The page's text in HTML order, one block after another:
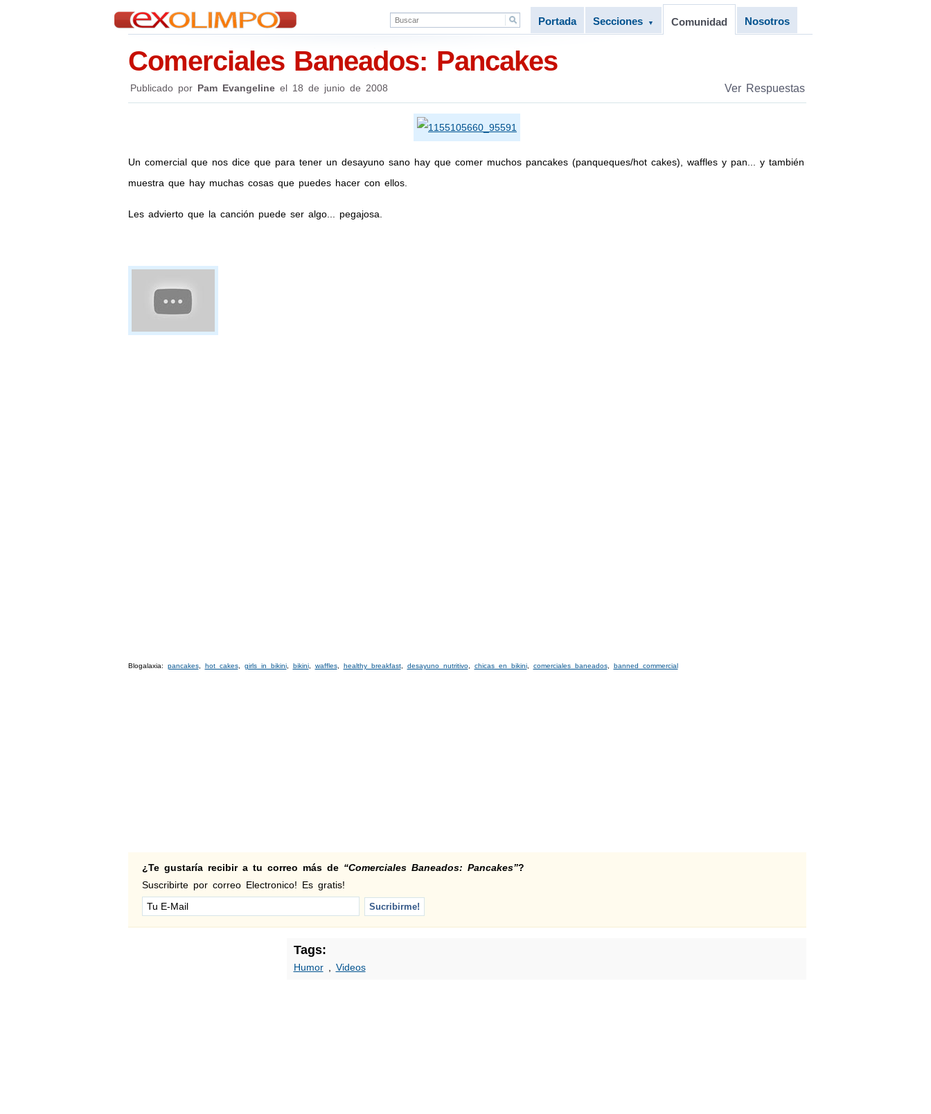
Portada Secciones ▼ Comunidad Nosotros
Comerciales Baneados: Pancakes
Publicado por Pam Evangelineel 18 de junio de 2008 Ver Respuestas
Un comercial que nos dice que para tener un desayuno sano hay que comer muchos pancakes (panqueques/hot cakes), waffles y pan... y también
muestra que hay muchas cosas que puedes hacer con ellos.
Les advierto que la canción puede ser algo... pegajosa.
Blogalaxia: pancakes, hot cakes, girls in bikini, bikini, waffles, healthy breakfast, desayuno nutritivo, chicas en bikini, comerciales baneados, banned commercial
¿Te gustaría recibir a tu correo más de “Comerciales Baneados: Pancakes”?
Suscribirte por correo Electronico! Es gratis!
Tags:
Humor, Videos